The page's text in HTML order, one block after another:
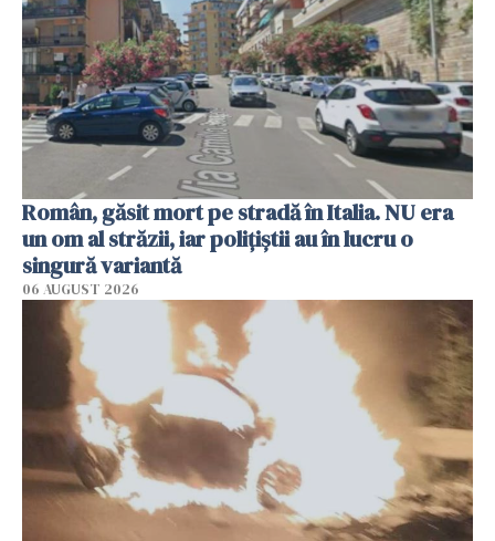
Român, găsit mort pe stradă în Italia. NU era
un om al străzii, iar polițiștii au în lucru o
singură variantă
06 AUGUST 2026